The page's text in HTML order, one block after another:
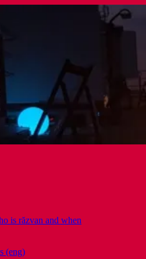
is răzvan and when
(eng)